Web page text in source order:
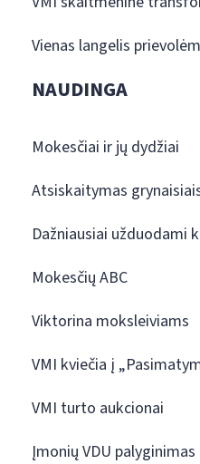
Vienas langelis
NAUDINGA
Mokesčiai ir jų dydžiai
Atsiskaitymas
Dažniausiai užduodami
Mokesčių ABC
Viktorina moksleiviams
VMI kviečia į
VMI turto aukcionai
Įmonių VDU palyginimas